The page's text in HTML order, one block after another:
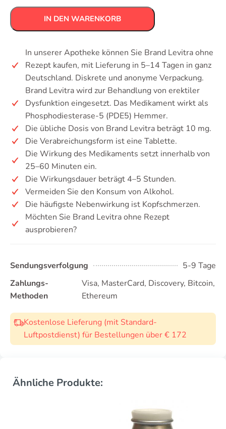
IN DEN WARENKORB
In unserer Apotheke können Sie Brand Levitra ohne
Rezept kaufen, mit Lieferung in 5–14 Tagen in ganz
Deutschland. Diskrete und anonyme Verpackung.
Brand Levitra wird zur Behandlung von erektiler
Dysfunktion eingesetzt. Das Medikament wirkt als
Phosphodiesterase-5 (PDE5) Hemmer.
Die übliche Dosis von Brand Levitra beträgt 10 mg.
Die Verabreichungsform ist eine Tablette.
Die Wirkung des Medikaments setzt innerhalb von
25–60 Minuten ein.
Die Wirkungsdauer beträgt 4–5 Stunden.
Vermeiden Sie den Konsum von Alkohol.
Die häufigste Nebenwirkung ist Kopfschmerzen.
Möchten Sie Brand Levitra ohne Rezept
ausprobieren?
Sendungsverfolgung
5-9 Tage
Zahlungs-
Methoden
Visa, MasterCard, Discovery, Bitcoin,
Ethereum
Kostenlose Lieferung (mit Standard-
Luftpostdienst) für Bestellungen über € 172
Ähnliche Produkte: